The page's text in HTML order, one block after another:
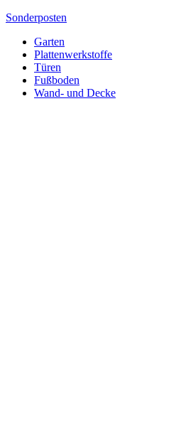
Sonderposten
Garten
Plattenwerkstoffe
Türen
Fußboden
Wand- und Decke